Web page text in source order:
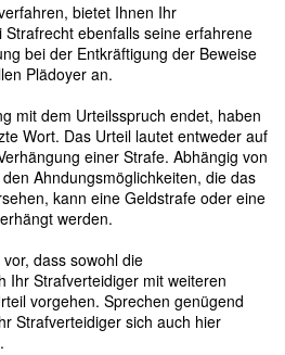
bietet Ihnen Ihr
ebenfalls seine erfahrene
bei der Entkräftigung der Beweise
Plädoyer an.
mit dem Urteilsspruch endet, haben
Wort. Das Urteil lautet entweder auf
einer Strafe. Abhängig von
Ahndungsmöglichkeiten, die das
kann eine Geldstrafe oder eine
werden.
dass sowohl die
Ihr Strafverteidiger mit weiteren
vorgehen. Sprechen genügend
Strafverteidiger sich auch hier